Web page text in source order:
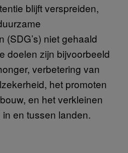
blijft verspreiden,
(SDG’s) niet gehaald
doelen zijn bijvoorbeeld
verbetering van
het promoten
en het verkleinen
en tussen landen.